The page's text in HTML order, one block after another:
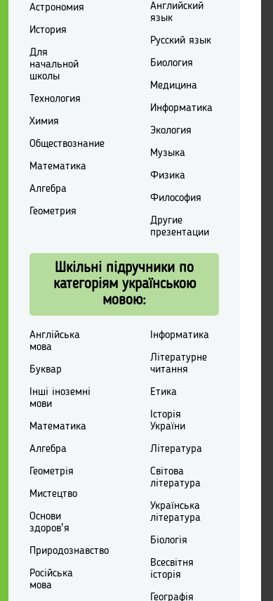
Астрономия
История
Для
начальной
школы
Технология
Химия
Обществознание
Математика
Алгебра
Геометрия
Английский
язык
Русский язык
Биология
Медицина
Информатика
Экология
Музыка
Физика
Философия
Другие
презентации
Шкільні підручники по
категоріям українською
мовою:
Англійська
мова
Буквар
Інші іноземні
мови
Математика
Алгебра
Геометрія
Мистецтво
Основи
здоров'я
Природознавство
Російська
мова
Інформатика
Літературне
читання
Етика
Історія
України
Література
Світова
література
Українська
література
Біологія
Всесвітня
історія
Географія